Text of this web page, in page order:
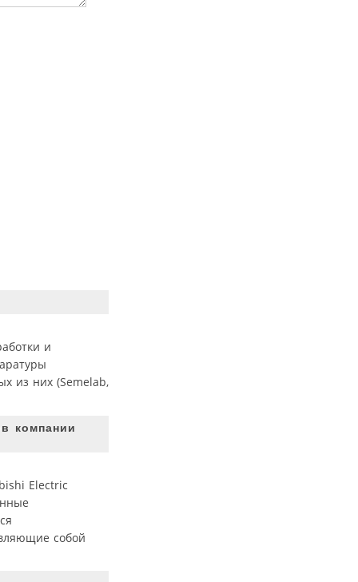
и
из них (Semelab,
компании
Electric
собой